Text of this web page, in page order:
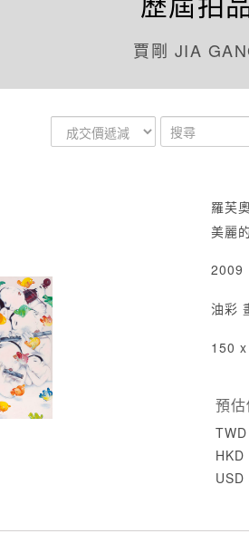
賈剛 JIA
羅芙
美麗
2009
油彩
150
預